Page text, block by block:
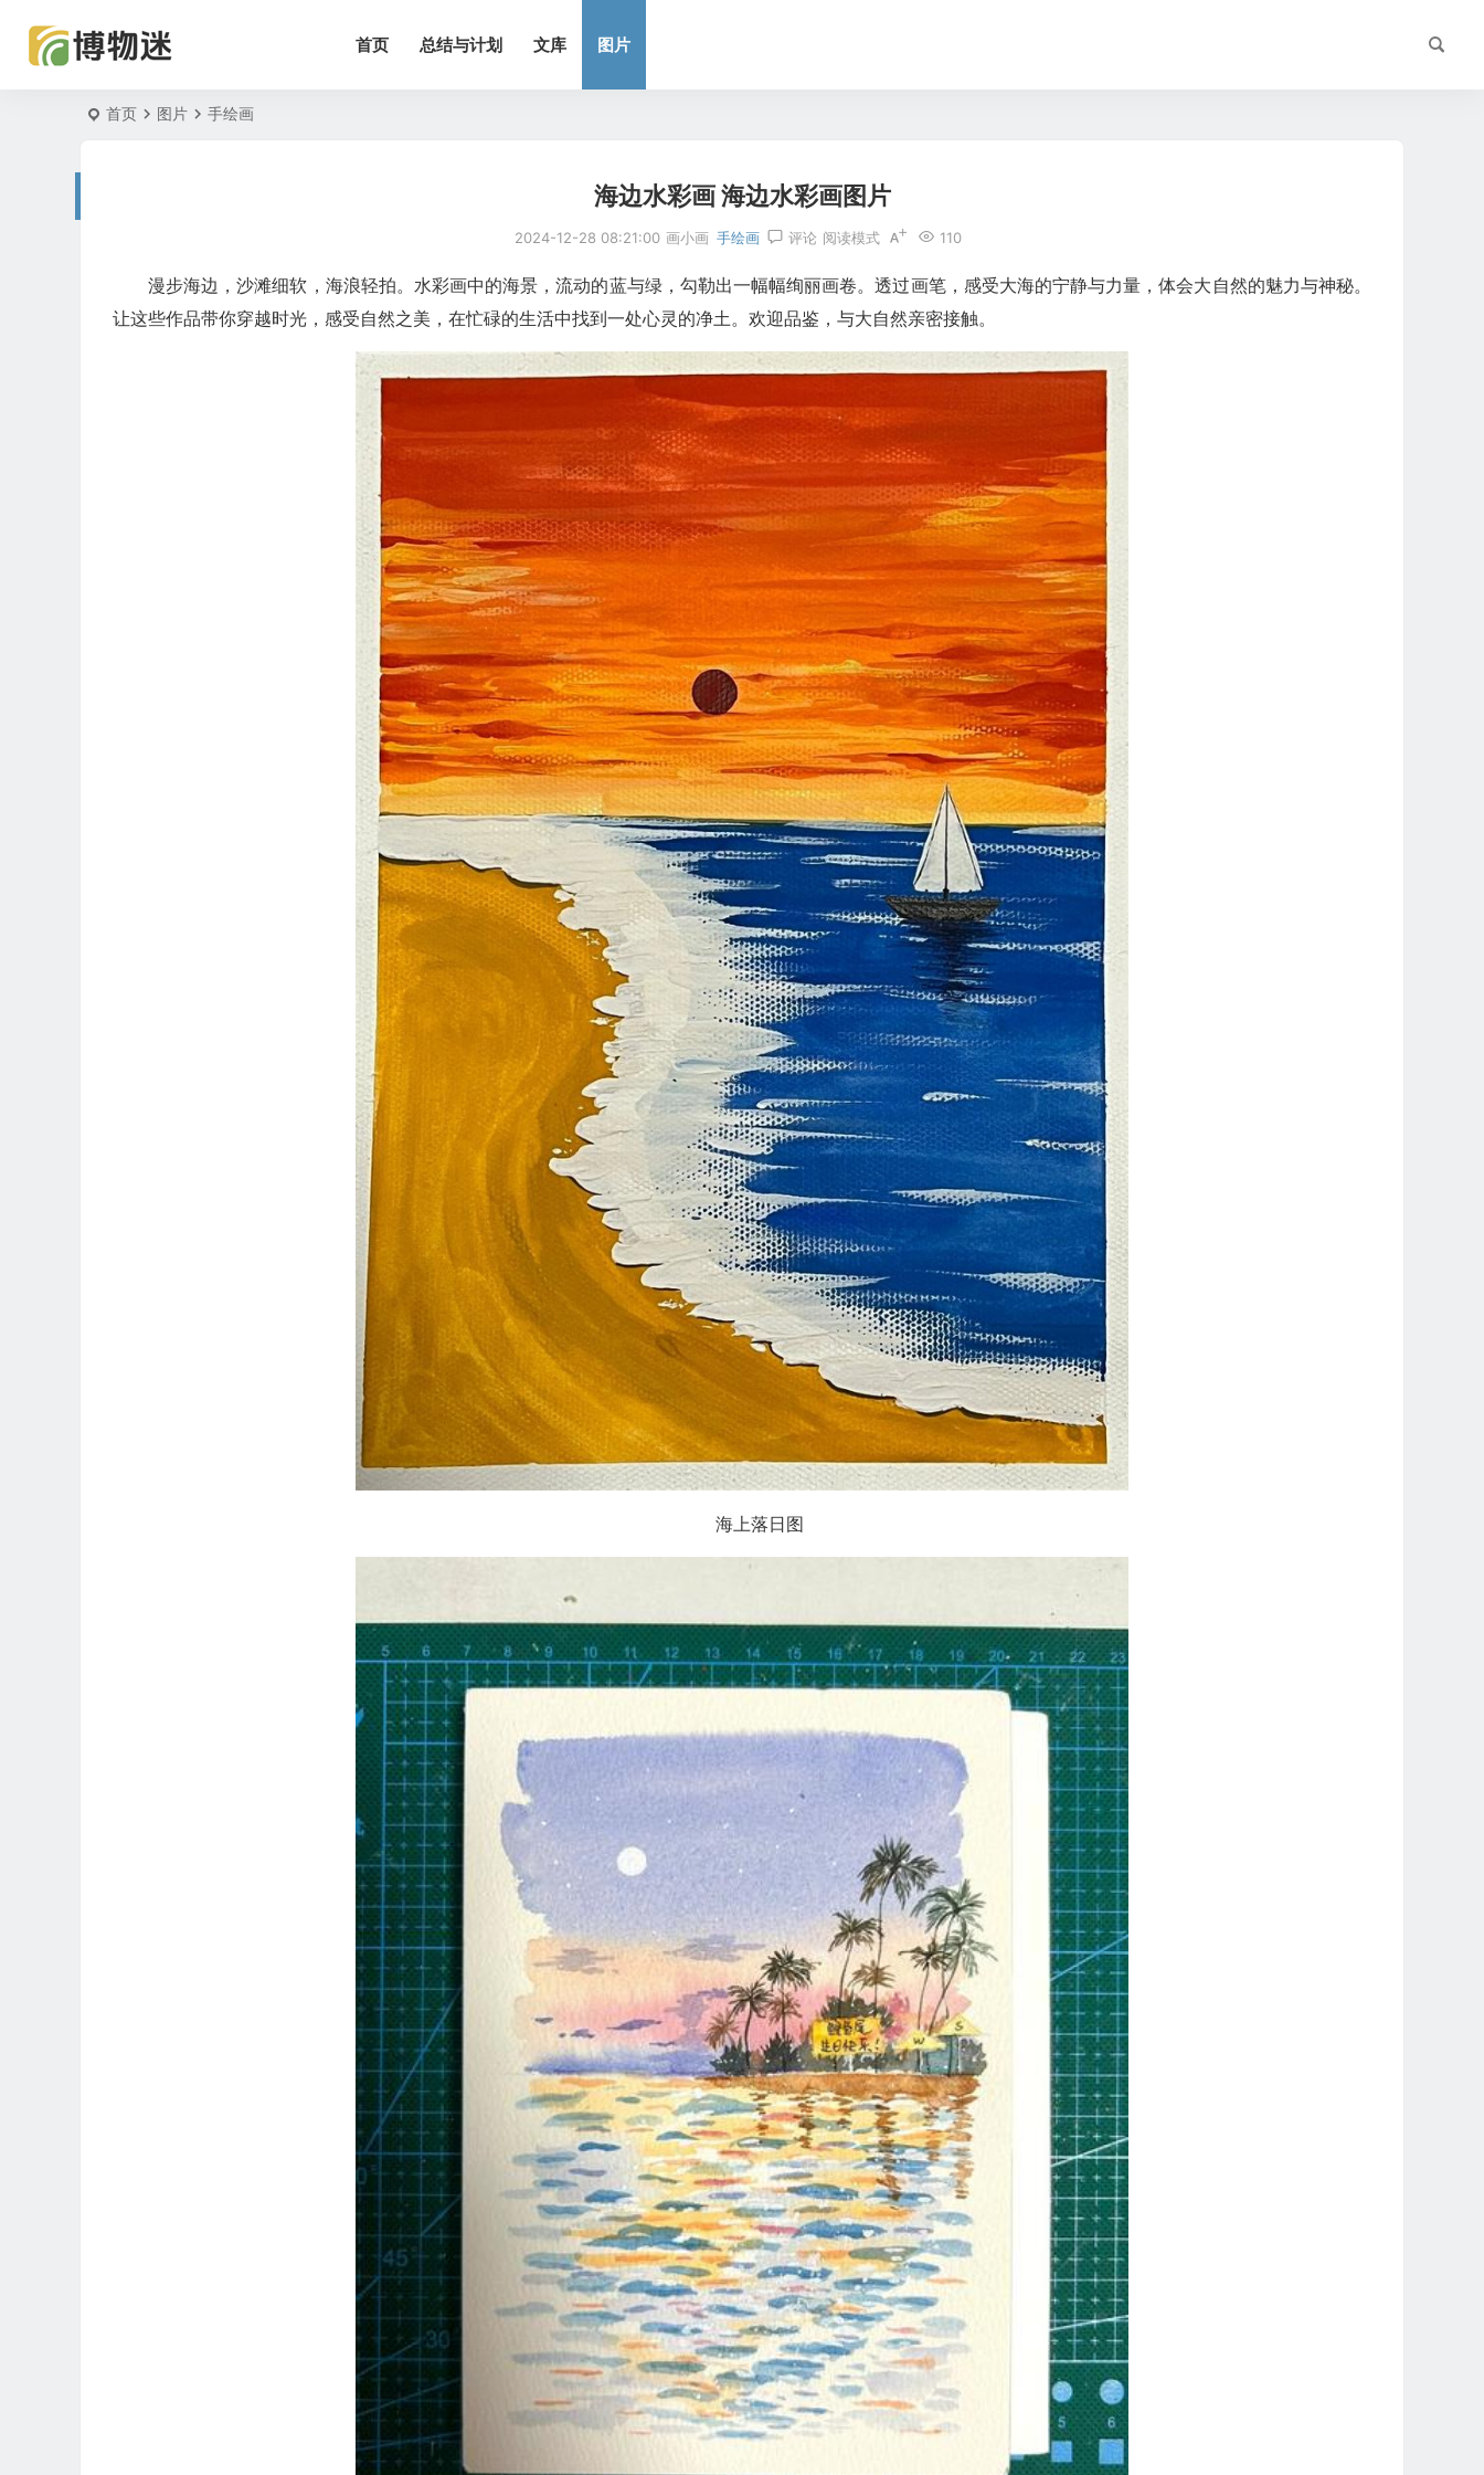
首页 总结与计划 文库 图片
首页 图片 手绘画
海边水彩画 海边水彩画图片
2024-12-28 08:21:00 画小画 手绘画 评论 110
阅读模式
漫步海边，沙滩细软，海浪轻拍。水彩画中的海景，流动的蓝与绿，勾勒出一幅幅绚丽画卷。透过画笔，感受大海的宁静与力量，体会大自然的魅力与神秘。
让这些作品带你穿越时光，感受自然之美，在忙碌的生活中找到一处心灵的净土。欢迎品鉴，与大自然亲密接触。
海上落日图